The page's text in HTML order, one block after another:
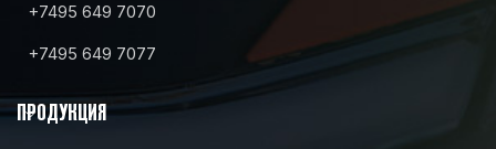
+7495 649 7070
+7495 649 7077
ПРОДУКЦИЯ